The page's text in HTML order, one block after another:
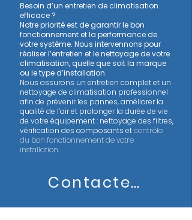
Besoin d’un entretien de climatisation
efficace ?
Notre priorité est de garantir le bon
fonctionnement et la performance de
votre système. Nous intervennons pour
réaliser l’entretien et le nettoyage de votre
climatisation, quelle que soit la marque
ou le type d’installation.
Nous assurons un entretien complet et un
nettoyage de climatisation professionnel
afin de prévenir les pannes, améliorer la
qualité de l’air et prolonger la durée de vie
de votre équipement : nettoyage des filtres,
vérification des composants etcontrôle
du bon fonctionnement de votre
installation.
Contactez nous